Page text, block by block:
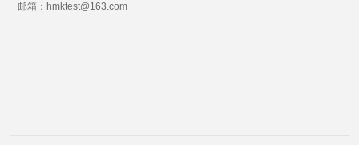
邮箱：hmktest@163.com